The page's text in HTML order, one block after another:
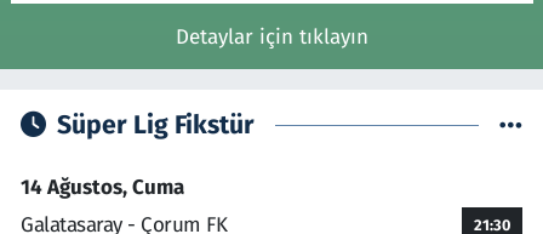
Detaylar için tıklayın
Süper Lig Fikstür
14 Ağustos, Cuma
Galatasaray - Çorum FK
21:30